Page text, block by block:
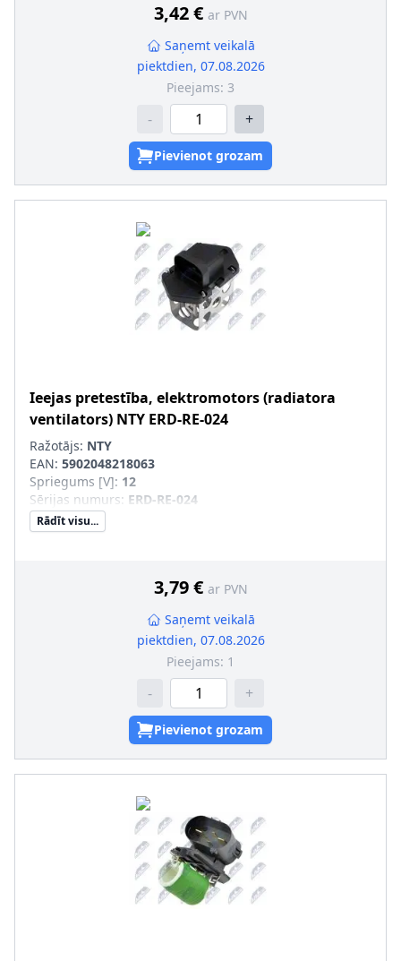
3,42 € ar PVN
Saņemt veikalā
piektdien, 07.08.2026
Pieejams: 3
- +
Pievienot grozam
Ieejas pretestība, elektromotors (radiatora
ventilators) NTY ERD-RE-024
Ražotājs: NTY
EAN: 5902048218063
Spriegums [V]: 12
Sērijas numurs: ERD-RE-024
Rādīt visu...
3,79 € ar PVN
Saņemt veikalā
piektdien, 07.08.2026
Pieejams: 1
- +
Pievienot grozam